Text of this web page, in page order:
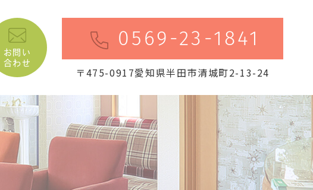
お問い
合わせ
0569-23-1841
〒475-0917愛知県半田市清城町2-13-24